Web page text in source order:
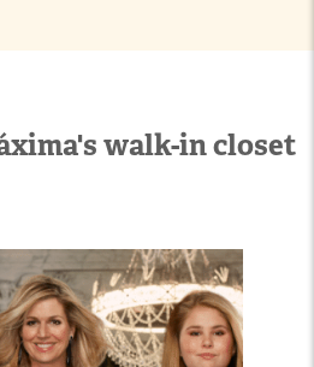
walk-in closet